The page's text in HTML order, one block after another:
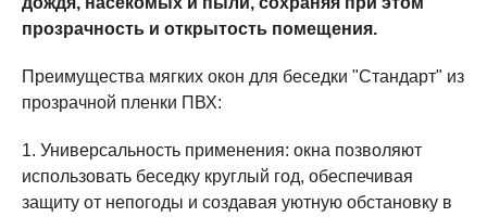
прозрачность и открытость помещения.
Преимущества мягких окон для беседки "Стандарт" из
прозрачной пленки ПВХ:
1. Универсальность применения: окна позволяют
использовать беседку круглый год, обеспечивая
защиту от непогоды и создавая уютную обстановку в